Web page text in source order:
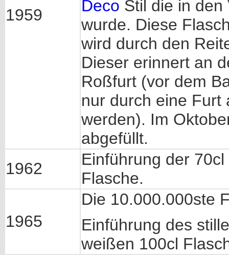
1959
Deco Stil die in den
wurde. Diese
wird durch den
Dieser erinnert an
Roßfurt (vor dem
nur durch eine Furt
werden). Im
abgefüllt.
1962
Einführung der
Flasche.
1965
Die 10.000.000ste
Einführung des
weißen 100cl